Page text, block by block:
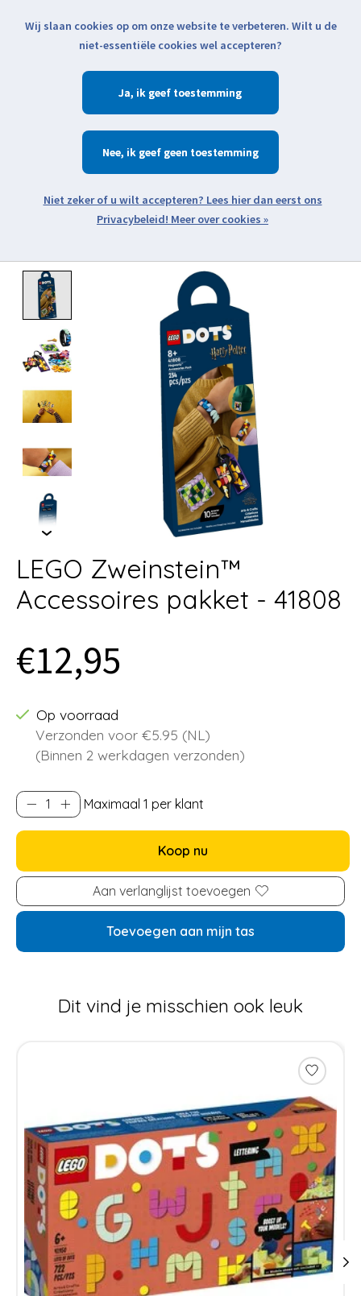
Klik voor actuele verzendinformatie...
Verlanglijst
Zoeken
Open webshop menu
Product image slideshow Items
LEGO Zweinstein™
Accessoires pakket - 41808
€12,95
Op voorraad
Verzonden voor €5.95 (NL)
(Binnen 2 werkdagen verzonden)
Maximaal 1 per klant
Koop nu
Aan verlanglijst toevoegen
Toevoegen aan mijn tas
Dit vind je misschien ook leuk
Wij slaan cookies op om onze website te verbeteren. Wilt u de
niet-essentiële cookies wel accepteren?
Ja
Nee
Meer over cookies »